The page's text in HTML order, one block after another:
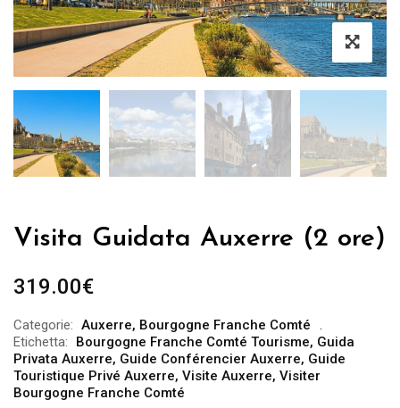
Visita Guidata Auxerre (2 ore)
319.00€
Categorie: Auxerre, Bourgogne Franche Comté
Etichetta:
Bourgogne Franche Comté Tourisme, Guida
Privata Auxerre, Guide Conférencier Auxerre, Guide
Touristique Privé Auxerre, Visite Auxerre, Visiter
Bourgogne Franche Comté